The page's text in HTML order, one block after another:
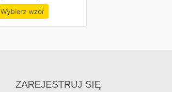
Wybierz wzór
ZAREJESTRUJ SIĘ